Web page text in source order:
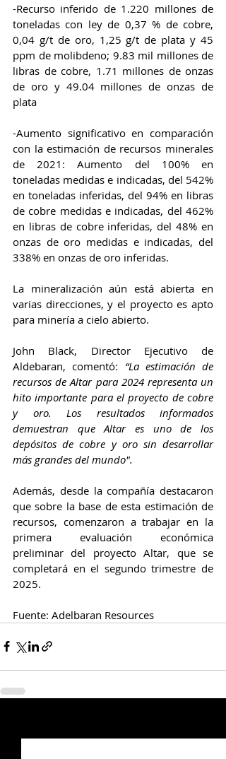
-Recurso inferido de 1.220 millones de
toneladas con ley de 0,37 % de cobre,
0,04 g/t de oro, 1,25 g/t de plata y 45
ppm de molibdeno; 9.83 mil millones de
libras de cobre, 1.71 millones de onzas
de oro y 49.04 millones de onzas de
plata
-Aumento significativo en comparación
con la estimación de recursos minerales
de 2021: Aumento del 100% en
toneladas medidas e indicadas, del 542%
en toneladas inferidas, del 94% en libras
de cobre medidas e indicadas, del 462%
en libras de cobre inferidas, del 48% en
onzas de oro medidas e indicadas, del
338% en onzas de oro inferidas.
La mineralización aún está abierta en
varias direcciones, y el proyecto es apto
para minería a cielo abierto.
John Black, Director Ejecutivo de
Aldebaran, comentó: “La estimación de
recursos de Altar para 2024 representa un
hito importante para el proyecto de cobre
y oro. Los resultados informados
demuestran que Altar es uno de los
depósitos de cobre y oro sin desarrollar
más grandes del mundo".
Además, desde la compañía destacaron
que sobre la base de esta estimación de
recursos, comenzaron a trabajar en la
primera evaluación económica
preliminar del proyecto Altar, que se
completará en el segundo trimestre de
2025.
Fuente: Adelbaran Resources